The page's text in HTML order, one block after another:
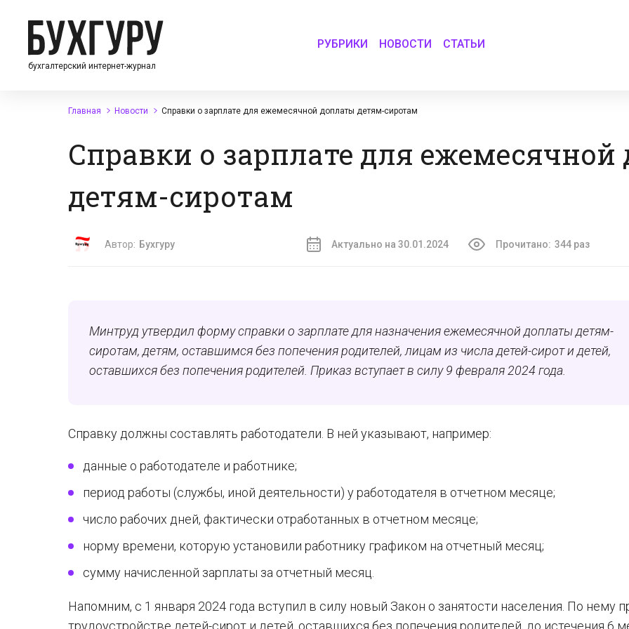
бухгалтерский интернет-журнал
РУБРИКИ НОВОСТИ СТАТЬИ
Главная Новости Справки о зарплате для ежемесячной доплаты детям-сиротам
Справки о зарплате для
детям-сиротам
Автор: Бухгуру Актуально на 30.01.2024 Прочитано: 344 раз
Минтруд утвердил форму справки о зарплате для назначения ежемесячной доплаты детям-
сиротам, детям, оставшимся без попечения родителей, лицам из числа детей-сирот и детей,
оставшихся без попечения родителей. Приказ вступает в силу 9 февраля 2024 года.
Справку должны составлять работодатели. В ней указывают, например:
данные о работодателе и работнике;
период работы (службы, иной деятельности) у работодателя в отчетном месяце;
число рабочих дней, фактически отработанных в отчетном месяце;
норму времени, которую установили работнику графиком на отчетный месяц;
сумму начисленной зарплаты за отчетный месяц.
Напомним, с 1 января 2024 года вступил в силу новый Закон о занятости населения. По нему
трудоустройстве детей-сирот и детей, оставшихся без попечения родителей, до истечения 6